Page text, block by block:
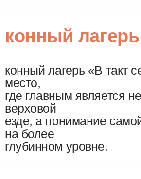
конный лагерь
конный лагерь «В такт
место,
где главным является
верховой
езде, а понимание
на более
глубинном уровне.